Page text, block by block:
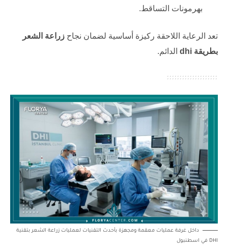
بهرمونات التساقط.
تعد الرعاية اللاحقة ركيزة أساسية لضمان نجاح زراعة الشعر
بطريقة dhi
الدائم.
داخل غرفة عمليات معقمة ومجهزة بأحدث التقنيات لعمليات زراعة الشعر بتقنية
DHI في اسطنبول